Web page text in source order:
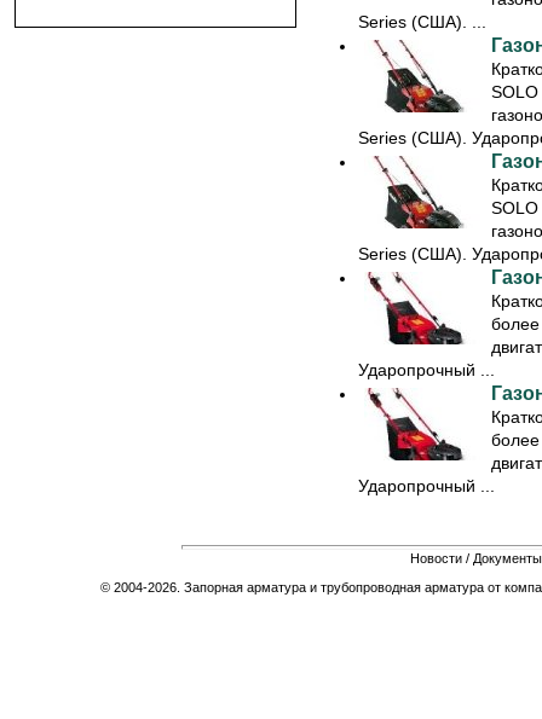
Series (США). ...
Series (США).
Series (США).
Ударопрочный ...
Ударопрочный ...
Новости / Документы
© 2004-2026. Запорная арматура и трубопроводная арматура от